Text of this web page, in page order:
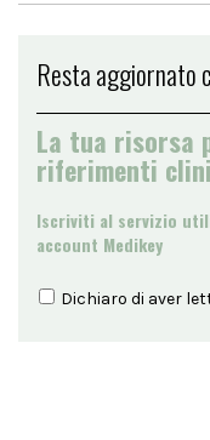
Resta aggiornato
La tua risorsa
riferimenti
Iscriviti al servizio
account Medikey
Dichiaro di aver